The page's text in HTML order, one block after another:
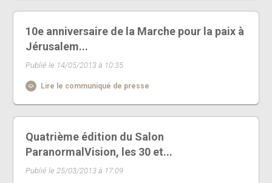
10e anniversaire de la Marche pour la paix à
Jérusalem...
Publié le 14/05/2013 à 10:35
Lire le communiqué de presse
Quatrième édition du Salon
ParanormalVision, les 30 et...
Publié le 25/03/2013 à 17:09